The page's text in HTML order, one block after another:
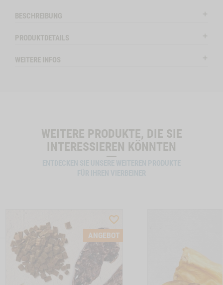
BESCHREIBUNG
PRODUKTDETAILS
WEITERE INFOS
WEITERE PRODUKTE, DIE SIE
INTERESSIEREN KÖNNTEN
ANGEBOT
WISHLIST
PRODUCTSLIDER
6640